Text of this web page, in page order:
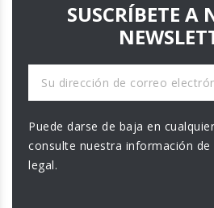
SUSCRÍBETE A
Puede darse de baja en
consulte nuestra información
legal.